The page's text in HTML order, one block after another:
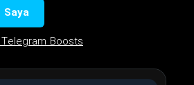
Saya
Boosts